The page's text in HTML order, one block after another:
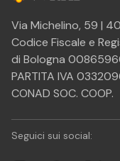
Via Michelino, 59 |
Codice Fiscale e
di Bologna
PARTITA IVA
CONAD SOC. COOP.
Seguici sui social: